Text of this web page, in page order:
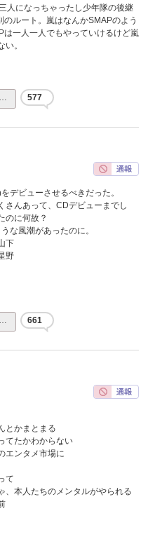
人になっちゃったし少年隊の後継
ルート。嵐はなんかSMAPのよう
一人一人でもやっていけるけど嵐
。
577
デビューさせるべきだった。
さんあって、CDデビューまでし
のに何故？
な風潮があったのに。
下
野
661
とかまとまる
てたかわからない
エンタメ市場に
て
、本人たちのメンタルがやられる